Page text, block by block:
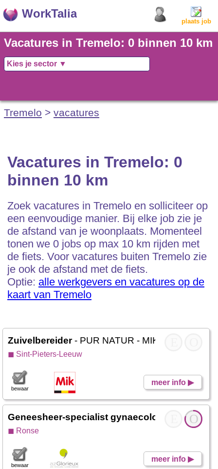
WorkTalia
plaats job
Vacatures in Tremelo: 0 binnen 10 km
Tremelo > vacatures
Vacatures in Tremelo: 0
binnen 10 km
Zoek vacatures in Tremelo en solliciteer op
een eenvoudige manier. Bij elke job zie je
de afstand van je woonplaats. Momenteel
tonen we 0 jobs op max 10 km rijden met
de fiets. Voor vacatures buiten Tremelo zie
je ook de afstand met de fiets.
Optie: alle werkgevers en vacatures op de
kaart van Tremelo
Zuivelbereider- PUR NATUR - MIK
◼ Sint-Pieters-Leeuw
meer info ▶
bewaar
O
Geneesheer-specialist gynaecologie - Werken
◼ Ronse
meer info ▶
bewaar